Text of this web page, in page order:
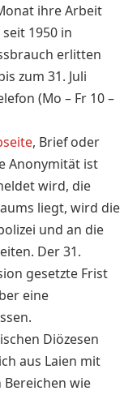
ihre Arbeit
1950 in
erlitten
zum 31. Juli
(Mo – Fr 10 –
, Brief oder
Anonymität ist
wird, die
liegt, wird die
und an die
Der 31.
gesetzte Frist
eine
Diözesen
aus Laien mit
Bereichen wie